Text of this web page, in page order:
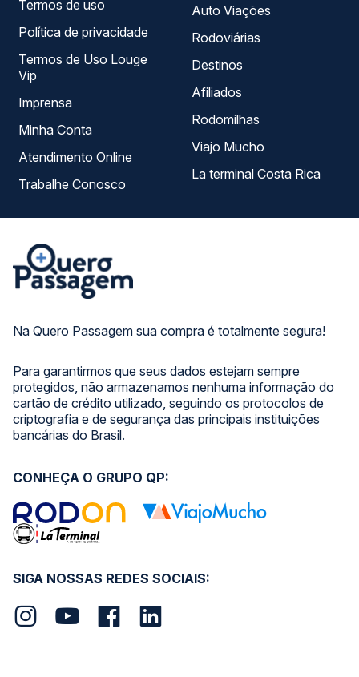
Na Quero Passagem sua compra é totalmente segura!
Para garantirmos que seus dados estejam sempre
protegidos, não armazenamos nenhuma informação do
cartão de crédito utilizado, seguindo os protocolos de
criptografia e de segurança das principais instituições
bancárias do Brasil.
Termos de uso
Política de privacidade
Termos de Uso Louge
Vip
Imprensa
Minha Conta
Atendimento Online
Trabalhe Conosco
Auto Viações
Rodoviárias
Destinos
Afiliados
Rodomilhas
Viajo Mucho
La terminal Costa Rica
SIGA NOSSAS REDES SOCIAIS:
CONHEÇA O GRUPO QP: